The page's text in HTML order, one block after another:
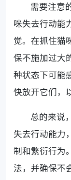
需要注意
咪失去行动能
觉。在抓住猫
保不施加过大
种状态下可能
快放开它们，
总的来说
失去行动能力
制和繁衍行为
法，并确保不